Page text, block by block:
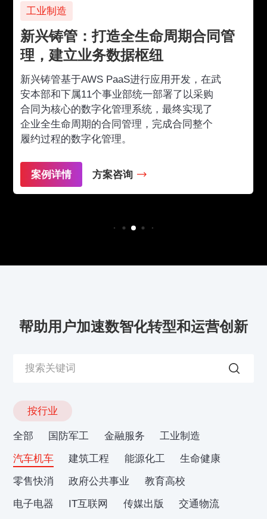
工业制造
新兴铸管：打造全生命周期合同管
理，建立业务数据枢纽
新兴铸管基于AWS PaaS进行应用开发，在武
安本部和下属11个事业部统一部署了以采购
合同为核心的数字化管理系统，最终实现了
企业全生命周期的合同管理，完成合同整个
履约过程的数字化管理。
案例详情 方案咨询
帮助用户加速数智化转型和运营创新
按行业
全部 国防军工 金融服务
工业制造
汽车机车
建筑工程 能源化工
生命健康
零售快消
政府公共事业
教育高校
电子电器
IT互联网 传媒出版
交通物流